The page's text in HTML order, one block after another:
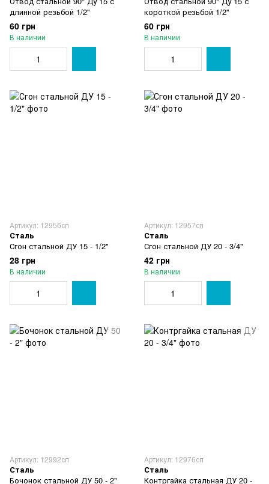
длинной резьбой 1/2"
60 грн
В наличии
короткой резьбой 1/2"
60 грн
В наличии
Артикул: 12956сп
Сталь
Сгон стальной ДУ 15 - 1/2"
28 грн
В наличии
Артикул: 12957сп
Сталь
Сгон стальной ДУ 20 - 3/4"
42 грн
В наличии
Артикул: 12992сп
Сталь
Бочонок стальной ДУ 50 - 2"
Артикул: 12976сп
Сталь
Контргайка стальная ДУ 20 -